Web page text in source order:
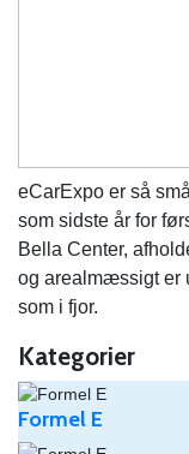
eCarExpo er så
som sidste år for
Bella Center,
og arealmæssigt er
som i fjor.
Kategorier
Formel E